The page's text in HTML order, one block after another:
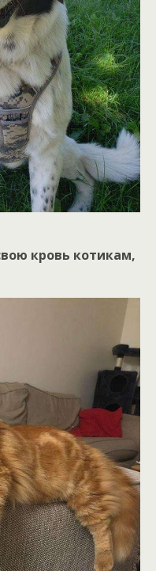
кровь котикам,